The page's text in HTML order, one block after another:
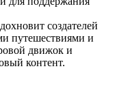
создателей
путешествиями и
движок и
контент.